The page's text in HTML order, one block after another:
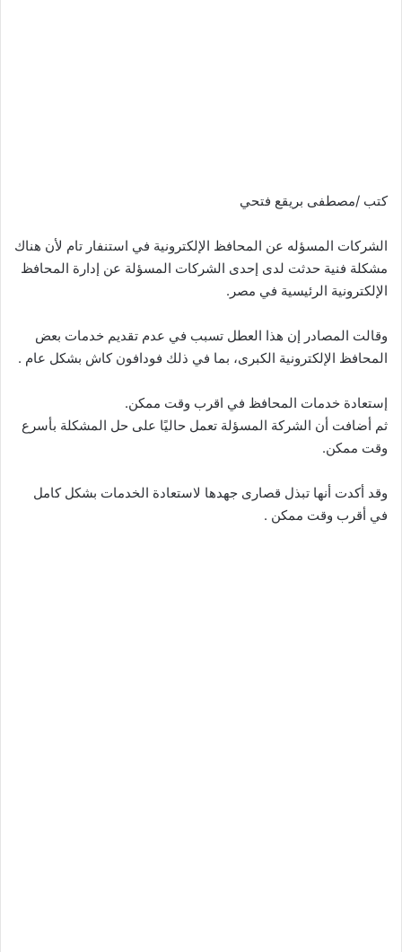
كتب /مصطفى بريقع فتحي
الشركات المسؤله عن المحافظ الإلكترونية في استنفار تام لأن هناك
مشكلة فنية حدثت لدى إحدى الشركات المسؤلة عن إدارة المحافظ
الإلكترونية الرئيسية في مصر.
وقالت المصادر إن هذا العطل تسبب في عدم تقديم خدمات بعض
المحافظ الإلكترونية الكبرى، بما في ذلك فودافون كاش بشكل عام .
إستعادة خدمات المحافظ في اقرب وقت ممكن.
ثم أضافت أن الشركة المسؤلة تعمل حاليًا على حل المشكلة بأسرع
وقت ممكن.
وقد أكدت أنها تبذل قصارى جهدها لاستعادة الخدمات بشكل كامل
في أقرب وقت ممكن .